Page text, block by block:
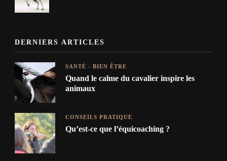
DERNIERS ARTICLES
SANTÉ - BIEN ÊTRE
Quand le calme du cavalier inspire les
animaux
CONSEILS PRATIQUE
Qu’est-ce que l’équicoaching ?